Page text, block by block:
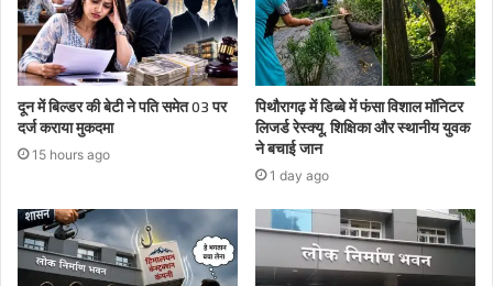
दून में बिल्डर की बेटी ने पति समेत 03 पर
दर्ज कराया मुकदमा
15 hours ago
पिथौरागढ़ में डिब्बे में फंसा विशाल मॉनिटर
लिजर्ड रेस्क्यू, शिक्षिका और स्थानीय युवक
ने बचाई जान
1 day ago